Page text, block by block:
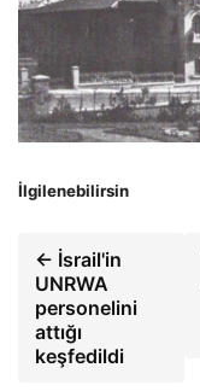
İlgilenebilirsin
← İsrail'in
UNRWA
personelini
attığı
keşfedildi